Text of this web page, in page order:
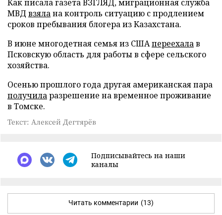
Как писала газета ВЗГЛЯД, миграционная служба
МВД взялана контроль ситуацию с продлением
сроков пребывания блогера из Казахстана.
В июне многодетная семья из СШАпереехалав
Псковскую область для работы в сфере сельского
хозяйства.
Осенью прошлого года другая американская пара
получиларазрешение на временное проживание
в Томске.
Текст: Алексей Дегтярёв
Подписывайтесь на наши
каналы
Читать комментарии (13)